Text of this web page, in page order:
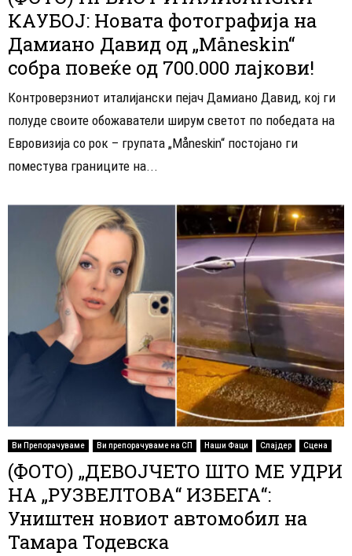
КАУБОЈ: Новата фотографија на
Дамиано Давид од „Måneskin“
собра повеќе од 700.000 лајкови!
Контроверзниот италијански пејач Дамиано Давид, кој ги
полуде своите обожаватели ширум светот по победата на
Евровизија со рок – групата „Måneskin“ постојано ги
поместува границите на...
Ви Препорачуваме Ви препорачуваме на СП Наши Фаци Слајдер Сцена
(ФОТО) „ДЕВОЈЧЕТО ШТО МЕ УДРИ
НА „РУЗВЕЛТОВА“ ИЗБЕГА“:
Уништен новиот автомобил на
Тамара Тодевска